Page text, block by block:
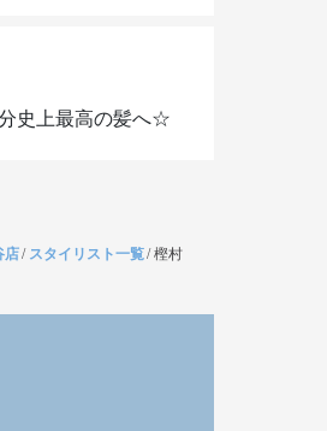
史上最高の髪へ☆
店/ スタイリスト一覧/樫村